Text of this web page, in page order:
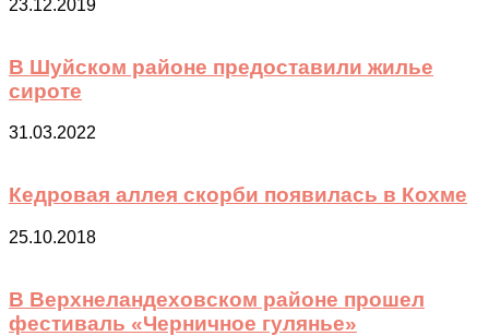
23.12.2019
В Шуйском районе предоставили жилье
сироте
31.03.2022
Кедровая аллея скорби появилась в Кохме
25.10.2018
В Верхнеландеховском районе прошел
фестиваль «Черничное гулянье»